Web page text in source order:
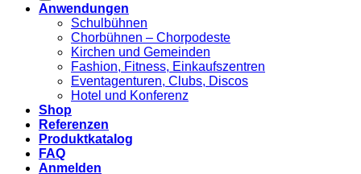
Anwendungen
Schulbühnen
Chorbühnen – Chorpodeste
Kirchen und Gemeinden
Fashion, Fitness, Einkaufszentren
Eventagenturen, Clubs, Discos
Hotel und Konferenz
Shop
Referenzen
Produktkatalog
FAQ
Anmelden